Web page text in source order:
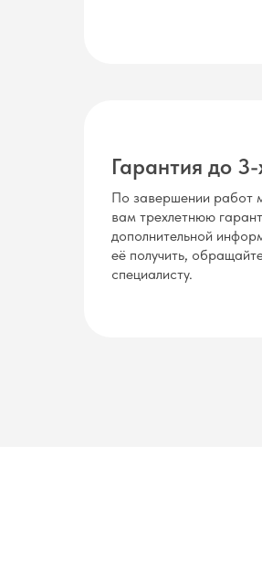
Гарантия до 3-
По завершении работ
вам трехлетнюю
дополнительной
её получить,
специалисту.